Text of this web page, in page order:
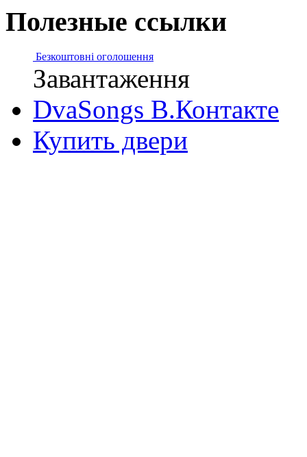
Полезные ссылки
Безкоштовні оголошення
Завантаження
DvaSongs В.Контакте
Купить двери